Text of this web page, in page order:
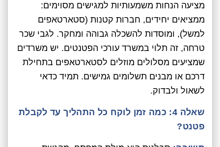
מציעה הנחות משמעותיות למגישים מסוימים:
ממציאים יחידים, חברות קטנות (סטארטאפים
למשל), ומוסדות להשכלה גבוהה ומחקר. לגבי שכר
טרחה, זה תלוי במשרד עורכי הפטנטים. יש משרדים
שמציעים מסלולים מוזלים לסטארטאפים בתחילת
דרכם או מבנים תשלומים גמישים. תמיד כדאי
לשאול ולבדוק.
שאלה 4: כמה זמן לוקח כל התהליך עד לקבלת
פטנט?